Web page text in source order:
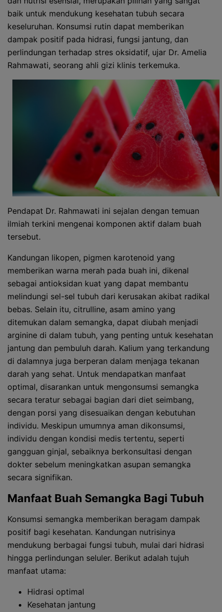
baik untuk mendukung kesehatan tubuh secara
keseluruhan. Konsumsi rutin dapat memberikan
dampak positif pada hidrasi, fungsi jantung, dan
perlindungan terhadap stres oksidatif, ujar Dr. Amelia
Rahmawati, seorang ahli gizi klinis terkemuka.
Pendapat Dr. Rahmawati ini sejalan dengan temuan
ilmiah terkini mengenai komponen aktif dalam buah
tersebut.
Kandungan likopen, pigmen karotenoid yang
memberikan warna merah pada buah ini, dikenal
sebagai antioksidan kuat yang dapat membantu
melindungi sel-sel tubuh dari kerusakan akibat radikal
bebas. Selain itu, citrulline, asam amino yang
ditemukan dalam semangka, dapat diubah menjadi
arginine di dalam tubuh, yang penting untuk kesehatan
jantung dan pembuluh darah. Kalium yang terkandung
di dalamnya juga berperan dalam menjaga tekanan
darah yang sehat. Untuk mendapatkan manfaat
optimal, disarankan untuk mengonsumsi semangka
secara teratur sebagai bagian dari diet seimbang,
dengan porsi yang disesuaikan dengan kebutuhan
individu. Meskipun umumnya aman dikonsumsi,
individu dengan kondisi medis tertentu, seperti
gangguan ginjal, sebaiknya berkonsultasi dengan
dokter sebelum meningkatkan asupan semangka
secara signifikan.
Manfaat Buah Semangka Bagi Tubuh
Konsumsi semangka memberikan beragam dampak
positif bagi kesehatan. Kandungan nutrisinya
mendukung berbagai fungsi tubuh, mulai dari hidrasi
hingga perlindungan seluler. Berikut adalah tujuh
manfaat utama:
Hidrasi optimal
Kesehatan jantung